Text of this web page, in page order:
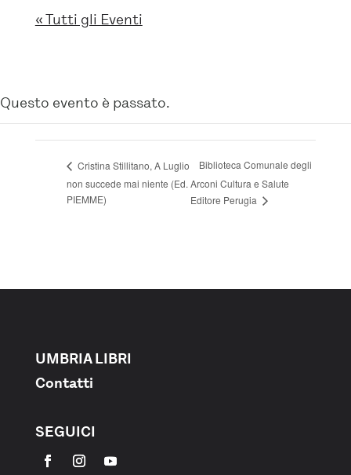
« Tutti gli Eventi
Questo evento è passato.
Cristina Stillitano, A Luglio
non succede mai niente (Ed.
PIEMME)
Biblioteca Comunale degli
Arconi Cultura e Salute
Editore Perugia
UMBRIA LIBRI
Contatti
SEGUICI